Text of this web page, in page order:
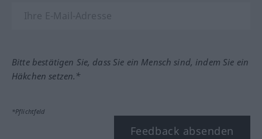
Bitte bestätigen Sie, dass Sie ein Mensch sind, indem Sie ein
Häkchen setzen.*
*Pflichtfeld
Feedback absenden